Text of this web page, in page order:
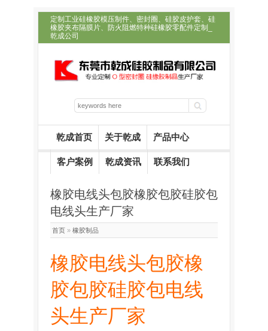
定制工业硅橡胶模压制件、密封圈、硅胶皮护套、硅
橡胶夹布隔膜片、防火阻燃特种硅橡胶零配件定制_
乾成公司
乾成首页 关于乾成 产品中心
客户案例 乾成资讯 联系我们
橡胶电线头包胶橡胶包胶硅胶包
电线头生产厂家
首页 » 橡胶制品
橡胶电线头包胶橡
胶包胶硅胶包电线
头生产厂家